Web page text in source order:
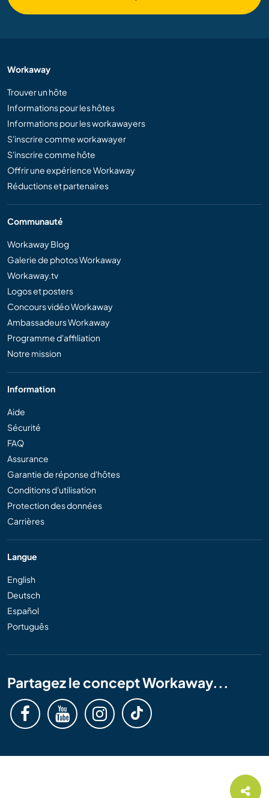
Workaway
Trouver un hôte
Informations pour les hôtes
Informations pour les workawayers
S'inscrire comme workawayer
S'inscrire comme hôte
Offrir une expérience Workaway
Réductions et partenaires
Communauté
Workaway Blog
Galerie de photos Workaway
Workaway.tv
Logos et posters
Concours vidéo Workaway
Ambassadeurs Workaway
Programme d'affiliation
Notre mission
Information
Aide
Sécurité
FAQ
Assurance
Garantie de réponse d'hôtes
Conditions d'utilisation
Protection des données
Carrières
Langue
English
Deutsch
Español
Português
Partagez le concept Workaway...